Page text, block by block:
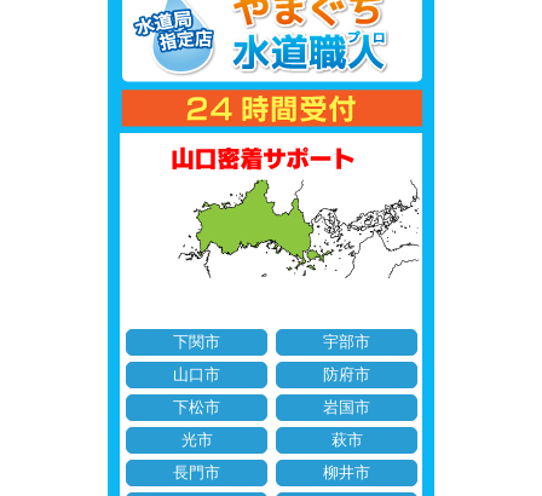
下関市
宇部市
山口市
防府市
下松市
岩国市
光市
萩市
長門市
柳井市